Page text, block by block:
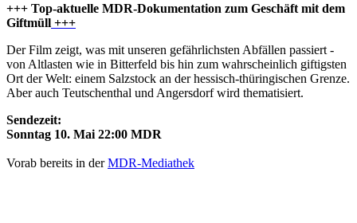
+++ Top-aktuelle MDR-Dokumentation zum Geschäft mit dem
Giftmüll +++
Der Film zeigt, was mit unseren gefährlichsten Abfällen passiert -
von Altlasten wie in Bitterfeld bis hin zum wahrscheinlich giftigsten
Ort der Welt: einem Salzstock an der hessisch-thüringischen Grenze.
Aber auch Teutschenthal und Angersdorf wird thematisiert.
Sendezeit:
Sonntag 10. Mai 22:00 MDR
Vorab bereits in derMDR-Mediathek